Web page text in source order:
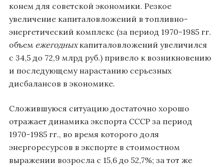
конем для советской экономики. Резкое
увеличение капиталовложений в топливно-
энергетический комплекс (за период 1970-1985 гг.
объем ежегодныхкапиталовложений увеличился
с 34,5 до 72,9 млрд руб.) привело к возникновению
и последующему нарастанию серьезных
дисбалансов в экономике.
Сложившуюся ситуацию достаточно хорошо
отражает динамика экспорта СССР за период
1970-1985 гг., во время которого доля
энергоресурсов в экспорте в стоимостном
выражении возросла с 15,6 до 52,7%; за тот же